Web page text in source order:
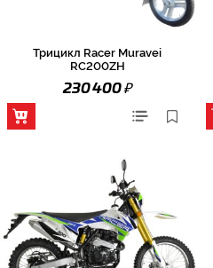
Трицикл Racer Muravei
RC200ZH
230 400₽